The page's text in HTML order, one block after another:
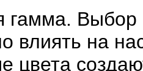
гамма. Выбор
влиять на
цвета